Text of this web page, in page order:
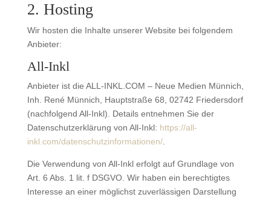
2. Hosting
Wir hosten die Inhalte unserer Website bei folgendem
Anbieter:
All-Inkl
Anbieter ist die ALL-INKL.COM – Neue Medien Münnich,
Inh. René Münnich, Hauptstraße 68, 02742 Friedersdorf
(nachfolgend All-Inkl). Details entnehmen Sie der
Datenschutzerklärung von All-Inkl: https://all-
inkl.com/datenschutzinformationen/.
Die Verwendung von All-Inkl erfolgt auf Grundlage von
Art. 6 Abs. 1 lit. f DSGVO. Wir haben ein berechtigtes
Interesse an einer möglichst zuverlässigen Darstellung